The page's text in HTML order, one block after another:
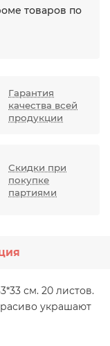
товаров по
Гарантия
качества всей
продукции
Скидки при
покупке
партиями
см. 20 листов.
украшают